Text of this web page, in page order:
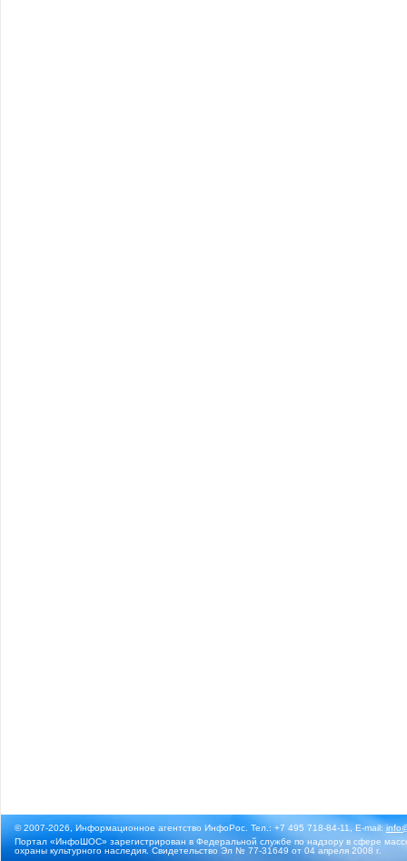
© 2007-2026, Информационное агентство ИнфоРос. Тел.: +7 495 718-84-11, E-mail:
Портал «ИнфоШОС» зарегистрирован в Федеральной службе по надзору в сфере
охраны культурного наследия. Свидетельство Эл № 77-31649 от 04 апреля 2008 г.